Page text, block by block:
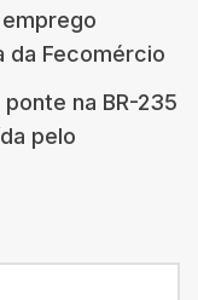
da Fecomércio
na BR-235
pelo